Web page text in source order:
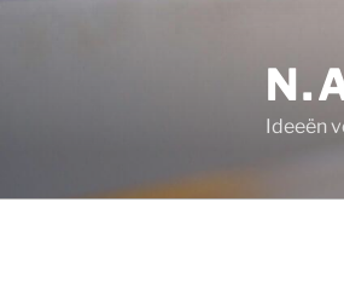
Ideeën